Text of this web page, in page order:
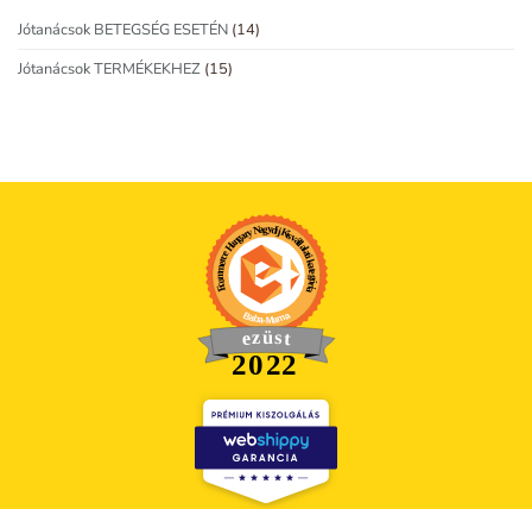
Jótanácsok BETEGSÉG ESETÉN (14)
Jótanácsok TERMÉKEKHEZ (15)